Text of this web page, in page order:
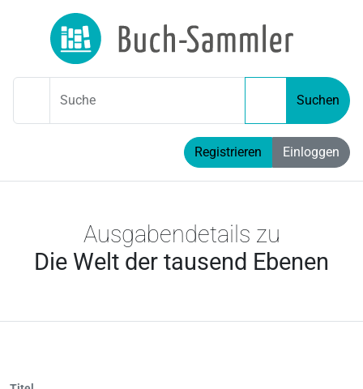
Suche Suchen
Registrieren Einloggen
Ausgabendetails zu
Die Welt der tausend Ebenen